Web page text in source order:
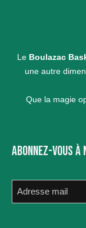
Le Boulazac
une autre
Que la magie
ABONNEZ-VOUS À